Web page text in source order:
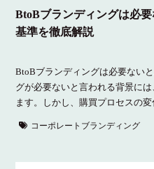
BtoBブランディングは必
基準を徹底解説
BtoBブランディングは必要ない
グが必要ないと言われる背景に
ます。しかし、購買プロセスの変
コーポレートブランディング